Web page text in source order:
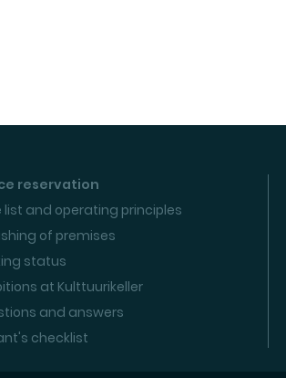
reservation
list and operating principles
of premises
status
at Kulttuurikeller
and answers
checklist